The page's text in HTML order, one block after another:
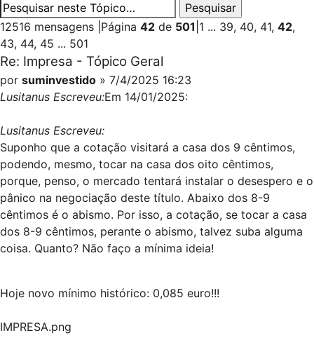
12516 mensagens Página 42 de 501 1 ... 39, 40, 41, 42,
43, 44, 45 ... 501
Re: Impresa - Tópico Geral
por suminvestido » 7/4/2025 16:23
Lusitanus Escreveu:Em 14/01/2025:
Lusitanus Escreveu:
Suponho que a cotação visitará a casa dos 9 cêntimos,
podendo, mesmo, tocar na casa dos oito cêntimos,
porque, penso, o mercado tentará instalar o desespero e o
pânico na negociação deste título. Abaixo dos 8-9
cêntimos é o abismo. Por isso, a cotação, se tocar a casa
dos 8-9 cêntimos, perante o abismo, talvez suba alguma
coisa. Quanto? Não faço a mínima ideia!
Hoje novo mínimo histórico: 0,085 euro!!!
IMPRESA.png